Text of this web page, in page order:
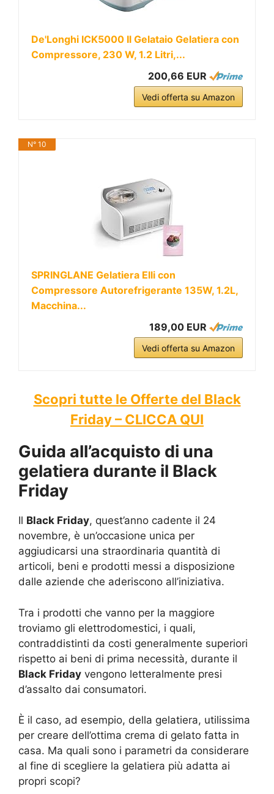
De'Longhi ICK5000 Il Gelataio Gelatiera con
Compressore, 230 W, 1.2 Litri,...
200,66 EUR
Vedi offerta su Amazon
N° 10
SPRINGLANE Gelatiera Elli con
Compressore Autorefrigerante 135W, 1.2L,
Macchina...
189,00 EUR
Vedi offerta su Amazon
Scopri tutte le Offerte del Black
Friday – CLICCA QUI
Guida all’acquisto di una
gelatiera durante il Black
Friday
Il Black Friday, quest’anno cadente il 24
novembre, è un’occasione unica per
aggiudicarsi una straordinaria quantità di
articoli, beni e prodotti messi a disposizione
dalle aziende che aderiscono all’iniziativa.
Tra i prodotti che vanno per la maggiore
troviamo gli elettrodomestici, i quali,
contraddistinti da costi generalmente superiori
rispetto ai beni di prima necessità, durante il
Black Friday vengono letteralmente presi
d’assalto dai consumatori.
È il caso, ad esempio, della gelatiera, utilissima
per creare dell’ottima crema di gelato fatta in
casa. Ma quali sono i parametri da considerare
al fine di scegliere la gelatiera più adatta ai
propri scopi?